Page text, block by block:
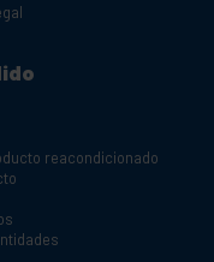
reacondicionado